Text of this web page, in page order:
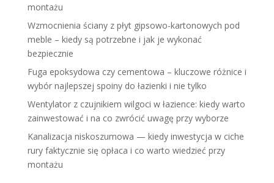
montażu
Wzmocnienia ściany z płyt gipsowo-kartonowych pod
meble – kiedy są potrzebne i jak je wykonać
bezpiecznie
Fuga epoksydowa czy cementowa – kluczowe różnice i
wybór najlepszej spoiny do łazienki i nie tylko
Wentylator z czujnikiem wilgoci w łazience: kiedy warto
zainwestować i na co zwrócić uwagę przy wyborze
Kanalizacja niskoszumowa — kiedy inwestycja w ciche
rury faktycznie się opłaca i co warto wiedzieć przy
montażu